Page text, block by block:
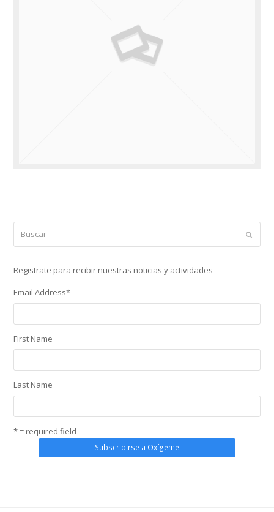
Enviar
Registrate para recibir nuestras noticias y actividades
Email Address*
First Name
Last Name
* = required field